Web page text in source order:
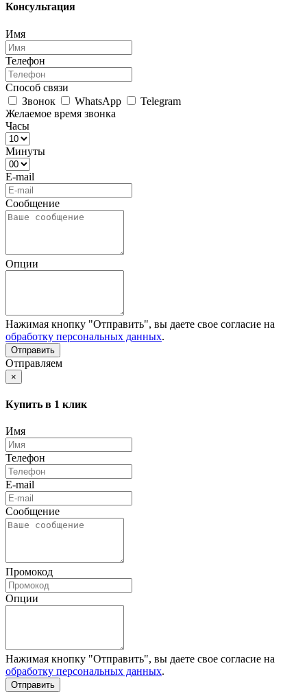
Консультация
Имя
Телефон
Способ связи
Звонок
WhatsApp
Telegram
Желаемое время звонка
Часы
Минуты
E-mail
Сообщение
Опции
Нажимая кнопку "Отправить", вы даете свое согласие на
обработку персональных данных.
Отправляем
×
Купить в 1 клик
Имя
Телефон
E-mail
Сообщение
Промокод
Опции
Нажимая кнопку "Отправить", вы даете свое согласие на
обработку персональных данных.